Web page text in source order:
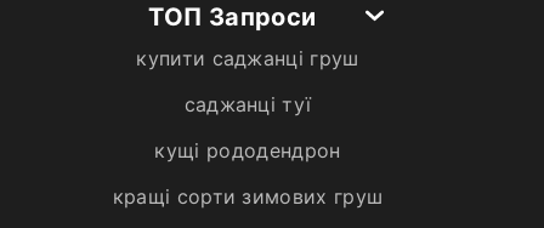
ТОП Запроси
купити саджанці груш
саджанці туї
кущі рододендрон
кращі сорти зимових груш